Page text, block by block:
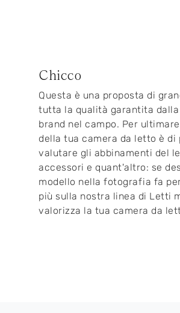
Chicco
Questa è una proposta di
tutta la qualità garantita
brand nel campo. Per
della tua camera da letto è di
valutare gli abbinamenti del
accessori e quant'altro: se
modello nella fotografia fa
più sulla nostra linea di Letti
valorizza la tua camera da